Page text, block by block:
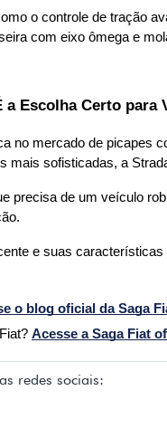
o controle de tração
com eixo ômega e
a Escolha Certo para
no mercado de picapes
mais sofisticadas, a
precisa de um veículo
e suas
o blog oficial da Saga
Acesse a Saga Fiat
redes sociais: